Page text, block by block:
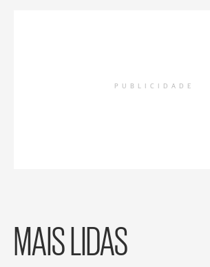
PUBLICIDADE
MAIS LIDAS